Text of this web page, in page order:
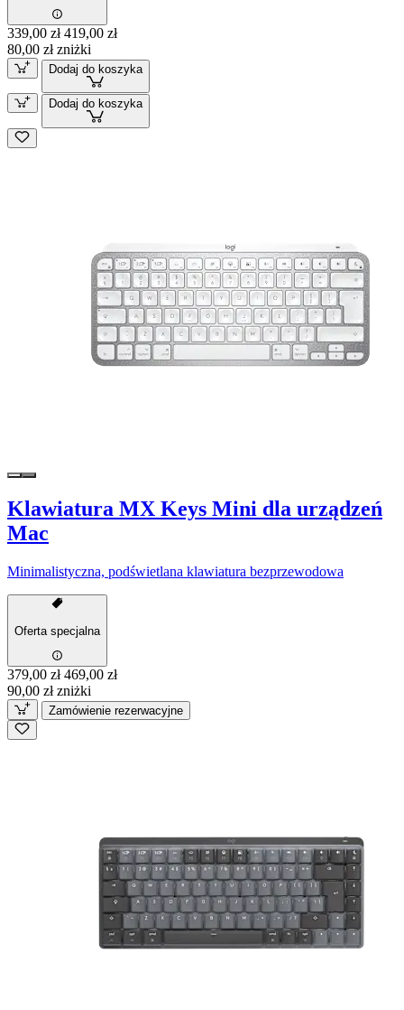
339,00 zł 419,00 zł
80,00 zł zniżki
Dodaj do koszyka
Dodaj do koszyka
Klawiatura MX Keys Mini dla urządzeń
Mac
Minimalistyczna, podświetlana klawiatura bezprzewodowa
Oferta specjalna
379,00 zł 469,00 zł
90,00 zł zniżki
Zamówienie rezerwacyjne